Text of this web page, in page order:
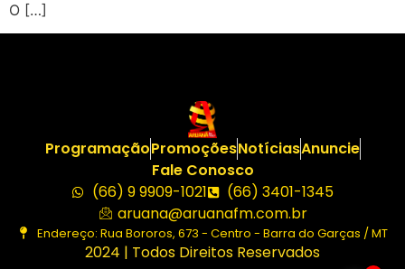
O […]
ProgramaçãoPromoçõesNotíciasAnuncie
Fale Conosco
(66) 9 9909-1021
(66) 3401-1345
aruana@aruanafm.com.br
Endereço: Rua Bororos, 673 - Centro - Barra do Garças / MT
2024 | Todos Direitos Reservados